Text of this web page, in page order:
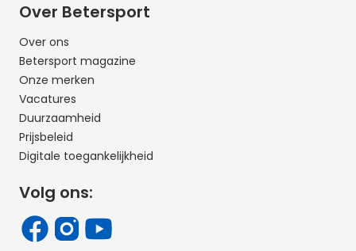
Over Betersport
Over ons
Betersport magazine
Onze merken
Vacatures
Duurzaamheid
Prijsbeleid
Digitale toegankelijkheid
Volg ons: